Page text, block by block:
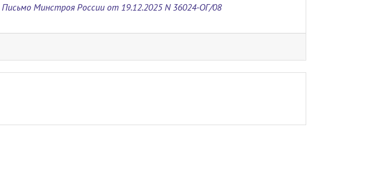
Письмо Минстроя России от 19.12.2025 N 36024-ОГ/08